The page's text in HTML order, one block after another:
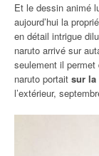
Et le dessin animé
aujourd’hui la
en détail intrigue
naruto arrivé sur
seulement il
naruto portait sur la
l’extérieur,